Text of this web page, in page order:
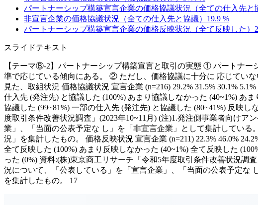
パートナーシップ構築宣言企業の価格協議状況（全ての仕入先と
非宣言企業の価格協議状況（全ての仕入先と協議） 19.9 %
パートナーシップ構築宣言企業の価格反映状況（全て反映した）
スライドテキスト
【テーマ⑧-2】パートナーシップ構築宣言と取引の実態 ① パートナ
準で応じている傾向にある。 ② ただし、価格協議に十分に 応じてい
見た、取組状況 価格協議状況 宣言企業 (n=216) 29.2% 31.5% 30.1%
仕入先 (発注先) と協議した (100%) あまり協議しなかった (40~1%) あ
協議した (99~81%) 一部の仕入先 (発注先) と協議した (80~41%) 反映
度取引条件改善状況調査」(2023年10~11月) (注)1.発注側事業者向け
業」、「当面の公表予定な し」を「非宣言企業」として集計してい
況」を集計したもの。 価格反映状況 宣言企業 (n=211) 22.3% 46.0%
全て反映した (100%) あまり反映しなかった (40~1%) 全て反映した
った (0%) 資料:(株)東京商工リサーチ「令和5年度取引条件改善状況調
況について、「公表している」を「宣言企業」、「当面の公表予定な
を集計したもの。 17